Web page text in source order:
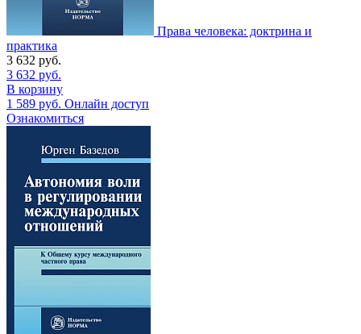
Права человека: доктрина и
практика
3 632 руб.
3 632 руб.
В корзину
1 589 руб. Онлайн доступ
Ознакомиться